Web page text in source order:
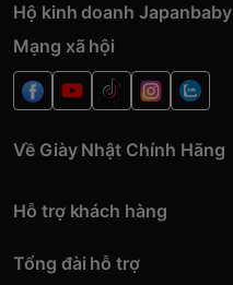
Hộ kinh doanh Japanbaby
Mạng xã hội
Về Giày Nhật Chính Hãng
Hỗ trợ khách hàng
Tổng đài hỗ trợ